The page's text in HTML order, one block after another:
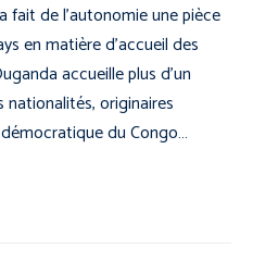
fait de l’autonomie une pièce
en matière d’accueil des
accueille plus d’un
originaires
du Congo…